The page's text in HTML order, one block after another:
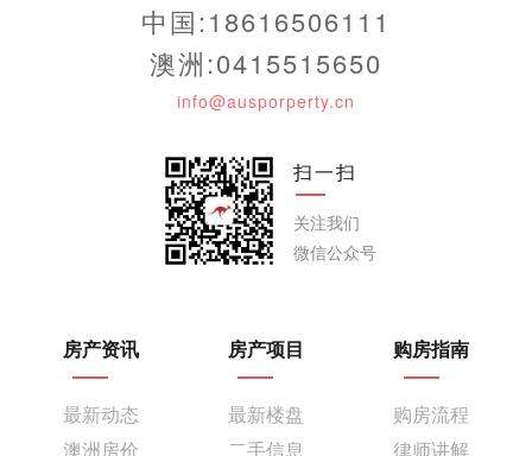
中国:18616506111
澳洲:0415515650
info@ausporperty.cn
扫一扫
关注我们
微信公众号
房产资讯
最新动态
澳洲房价
房产项目
最新楼盘
二手信息
购房指南
购房流程
律师讲解